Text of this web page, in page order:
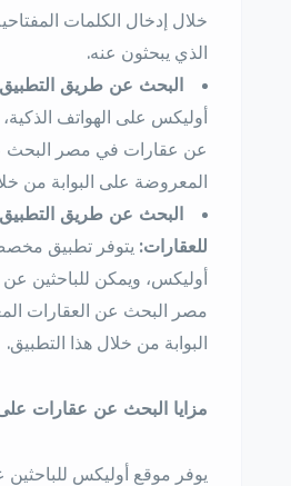
خلال إدخال الكلمات
الذي يبحثون عنه.
البحث عن طريق
أوليكس على الهواتف الذكية،
عن عقارات في مصر البحث
المعروضة على البوابة من
البحث عن طريق
للعقارات: يتوفر تطبيق
أوليكس، ويمكن للباحثين
مصر البحث عن العقارات
البوابة من خلال هذا التطبيق.
مزايا البحث عن عقارات
يوفر موقع أوليكس